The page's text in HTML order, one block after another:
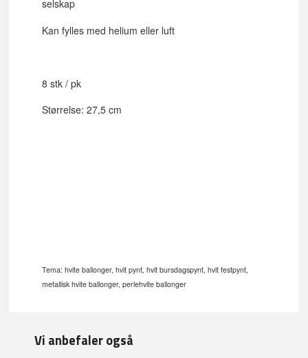
selskap
Kan fylles med helium eller luft
8 stk / pk
Størrelse: 27,5 cm
Tema: hvite ballonger, hvit pynt, hvit bursdagspynt, hvit festpynt,
metallisk hvite ballonger, perlehvite ballonger
Vi anbefaler også